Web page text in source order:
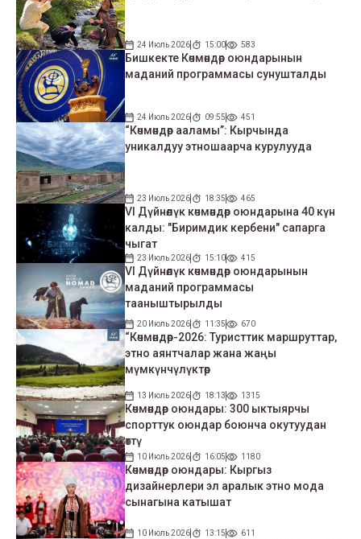
24 Июль 2026 15:00 583
Бишкекте Көчмөндөр оюндарынын
маданий программасы сунушталды
24 Июль 2026 09:55 451
“Көчмөндөр ааламы”: Кырчында
уникалдуу этношаарча курулууда
23 Июль 2026 18:35 465
VI Дүйнөлүк көчмөндөр оюндарына 40 күн
калды: "Биримдик кербени" сапарга
чыгат
23 Июль 2026 15:10 415
VI Дүйнөлүк көчмөндөр оюндарынын
маданий программасы
тааныштырылды
20 Июль 2026 11:35 670
“Көчмөндөр-2026: Туристтик маршруттар,
этно аянтчалар жана жаңы
мүмкүнчүлүктөр
13 Июль 2026 18:13 1315
Көчмөндөр оюндары: 300 ыктыярчы
спорттук оюндар боюнча окутуудан
өттү
10 Июль 2026 16:05 1180
Көчмөндөр оюндары: Кыргыз
дизайнерлери эл аралык этно мода
сынагына катышат
10 Июль 2026 13:15 611